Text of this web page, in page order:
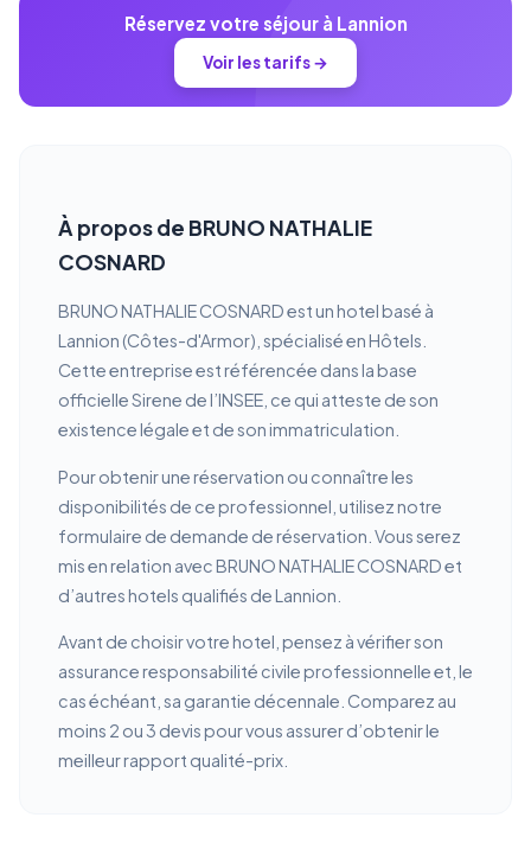
Réservez votre séjour à Lannion
Voir les tarifs →
À propos de BRUNO NATHALIE
COSNARD
BRUNO NATHALIE COSNARD est un hotel basé à
Lannion (Côtes-d'Armor), spécialisé en Hôtels.
Cette entreprise est référencée dans la base
officielle Sirene de l’INSEE, ce qui atteste de son
existence légale et de son immatriculation.
Pour obtenir une réservation ou connaître les
disponibilités de ce professionnel, utilisez notre
formulaire de demande de réservation. Vous serez
mis en relation avec BRUNO NATHALIE COSNARD et
d’autres hotels qualifiés de Lannion.
Avant de choisir votre hotel, pensez à vérifier son
assurance responsabilité civile professionnelle et, le
cas échéant, sa garantie décennale. Comparez au
moins 2 ou 3 devis pour vous assurer d’obtenir le
meilleur rapport qualité-prix.